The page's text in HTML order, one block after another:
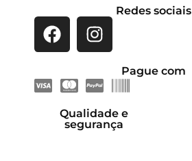
Redes sociais
Pague com
Qualidade e
segurança